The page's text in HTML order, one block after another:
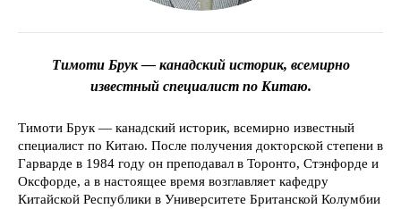
Тимоти Брук — канадский историк, всемирно
известный специалист по Китаю.
Тимоти Брук — канадский историк, всемирно известный
специалист по Китаю. После получения докторской степени в
Гарварде в 1984 году он преподавал в Торонто, Стэнфорде и
Оксфорде, а в настоящее время возглавляет кафедру
Китайской Республики в Университете Британской Колумбии